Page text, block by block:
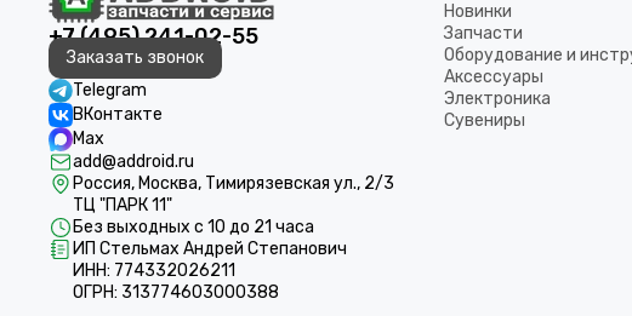
+7 (495) 241-02-55
Заказать звонок
Telegram
ВКонтакте
Max
add@addroid.ru
Россия, Москва, Тимирязевская ул., 2/3
ТЦ "ПАРК 11"
Без выходных с 10 до 21 часа
ИП Стельмах Андрей Степанович
ИНН: 774332026211
ОГРН: 313774603000388
Новинки
Запчасти
Оборудование и
Аксессуары
Электроника
Сувениры